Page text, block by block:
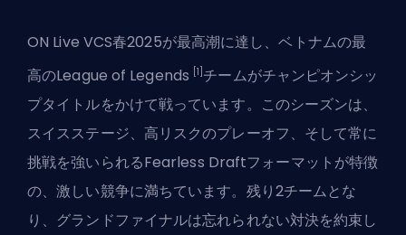
ON Live VCS春2025が最高潮に達し、ベトナムの最
高のLeague of Legends [1] チームがチャンピオンシッ
プタイトルをかけて戦っています。このシーズンは、
スイスステージ、高リスクのプレーオフ、そして常に
挑戦を強いられるFearless Draftフォーマットが特徴
の、激しい競争に満ちています。残り2チームとな
り、グランドファイナルは忘れられない対決を約束し